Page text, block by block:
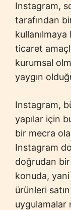
Instagram,
tarafından
ticaret
kurumsal
yaygın
Instagram,
yapılar için
bir mecra
Instagram
doğrudan
konuda,
ürünleri
uygulamalar